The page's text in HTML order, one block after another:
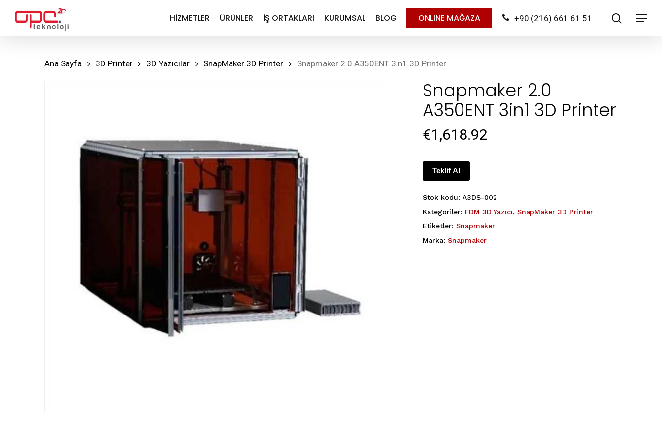
HIZMETLER ÜRÜNLER İŞ ORTAKLARI KURUMSAL BLOG ONLINE MAĞAZA +90 (216) 661 61 51 search
Menu
Ana Sayfa 3D Printer 3D Yazıcılar SnapMaker 3D Printer Snapmaker 2.0 A350ENT 3in1 3D Printer
Snapmaker 2.0
A350ENT 3in1 3D Printer
€1,618.92
Teklif Al
Stok kodu:A3DS-002
Kategoriler: FDM 3D Yazıcı,SnapMaker 3D Printer
Etiketler:Snapmaker
Marka:Snapmaker